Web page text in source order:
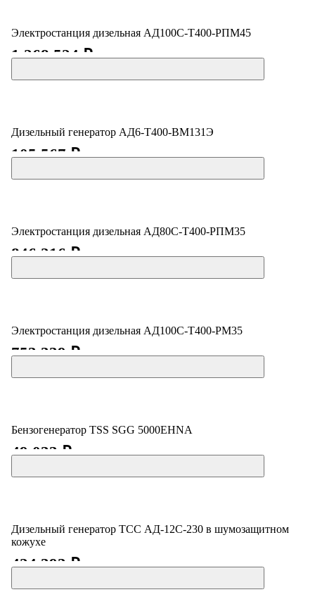
Электростанция дизельная АД100С-Т400-РПМ45
1 268 524 ₽
Дизельный генератор АД6-Т400-ВМ131Э
105 567 ₽
Электростанция дизельная АД80С-Т400-РПМ35
846 216 ₽
Электростанция дизельная АД100С-Т400-РМ35
753 339 ₽
Бензогенератор TSS SGG 5000EHNA
49 033 ₽
Дизельный генератор ТСС АД-12С-230 в шумозащитном
кожухе
424 393 ₽